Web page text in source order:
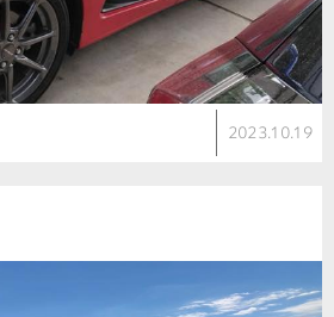
2023.10.19